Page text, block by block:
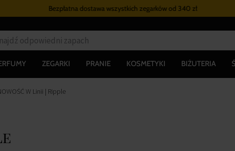
Bezpłatna dostawa wszystkich zegarkówod 340 zł
ZEGARKI PRANIE KOSMETYKI BIŻUTERIA
W Linii | Ripple